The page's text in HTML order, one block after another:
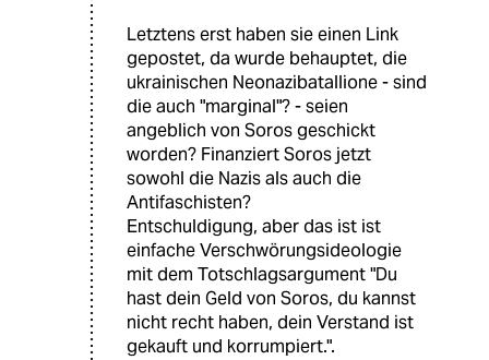
Letztens erst haben sie einen Link
gepostet, da wurde behauptet, die
ukrainischen Neonazibatallione - sind
die auch "marginal"? - seien
angeblich von Soros geschickt
worden? Finanziert Soros jetzt
sowohl die Nazis als auch die
Antifaschisten?
Entschuldigung, aber das ist ist
einfache Verschwörungsideologie
mit dem Totschlagsargument "Du
hast dein Geld von Soros, du kannst
nicht recht haben, dein Verstand ist
gekauft und korrumpiert.".